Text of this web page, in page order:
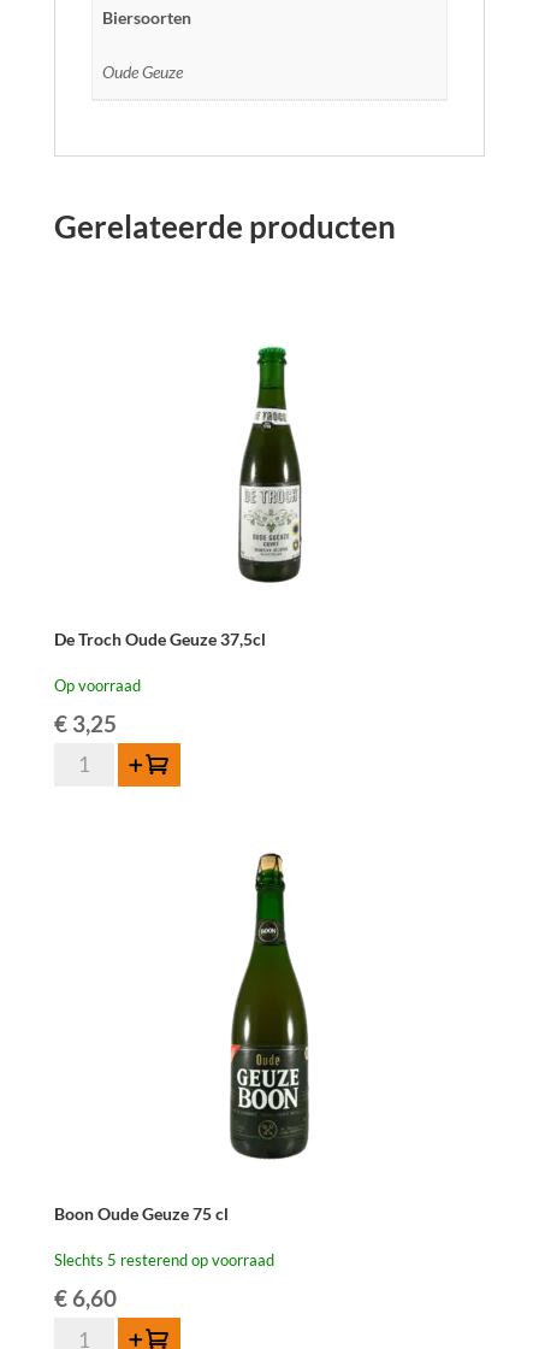
Biersoorten
Oude Geuze
Gerelateerde producten
De Troch Oude Geuze 37,5cl
Op voorraad
€3,25
Toevoegen
Boon Oude Geuze 75 cl
Slechts 5 resterend op voorraad
€6,60
Boon
Toevoegen